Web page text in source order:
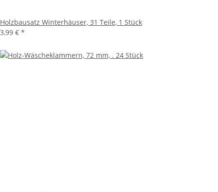
Holzbausatz Winterhäuser, 31 Teile, 1 Stück
3,99 € *